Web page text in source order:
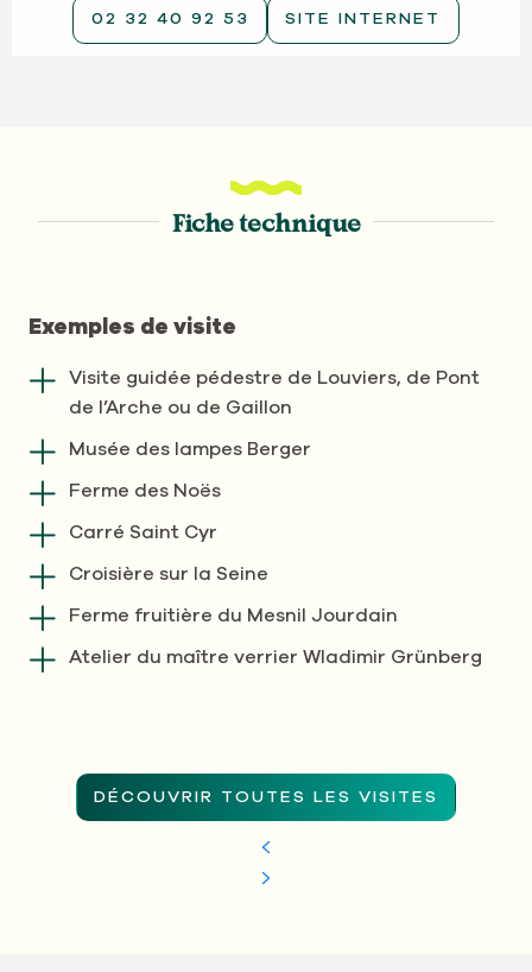
02 32 40 92 53 SITE INTERNET
Fiche technique
Exemples de visite
Visite guidée pédestre de Louviers, de Pont
de l’Arche ou de Gaillon
Musée des lampes Berger
Ferme des Noës
Carré Saint Cyr
Croisière sur la Seine
Ferme fruitière du Mesnil Jourdain
Atelier du maître verrier Wladimir Grünberg
DÉCOUVRIR TOUTES LES VISITES